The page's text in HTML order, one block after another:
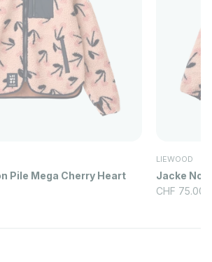
Pile Mega Cherry Heart
LIEWOOD
Jacke
Angebot
CHF 75.00